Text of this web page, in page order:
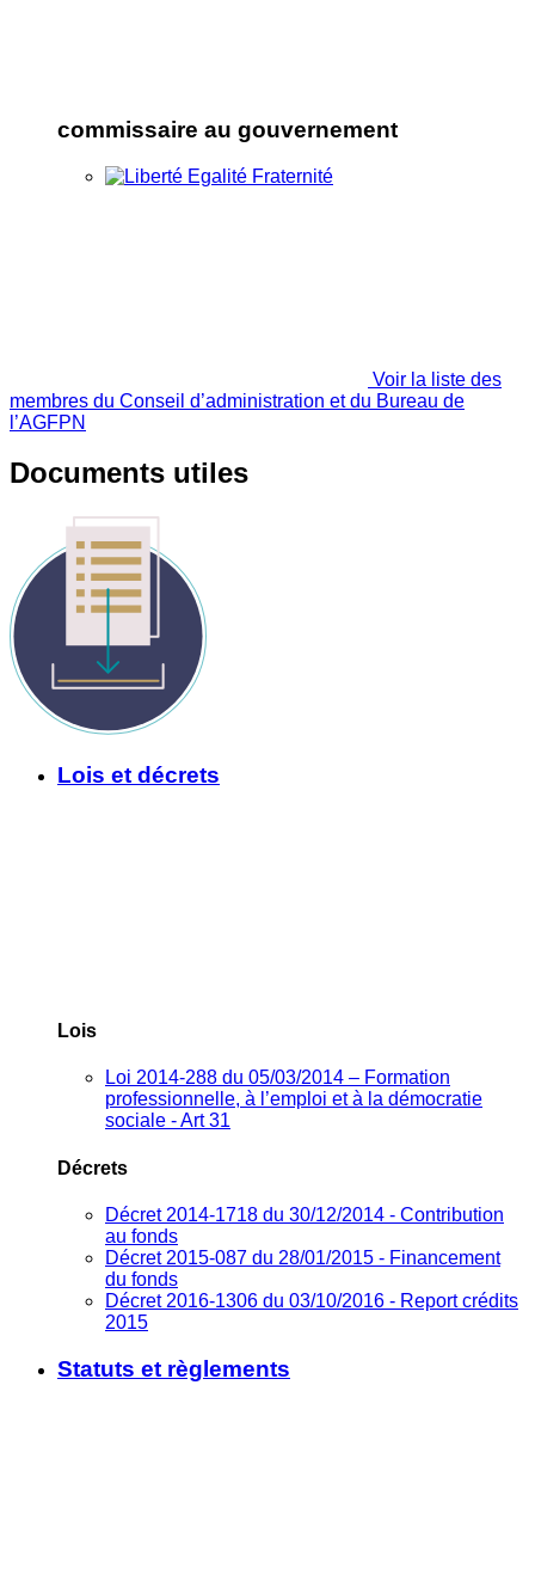
commissaire au gouvernement
Voir la liste des
membres du Conseil d’administration et du Bureau de
l’AGFPN
Documents utiles
Lois et décrets
Lois
Loi 2014-288 du 05/03/2014 – Formation
professionnelle, à l’emploi et à la démocratie
sociale - Art 31
Décrets
Décret 2014-1718 du 30/12/2014 - Contribution
au fonds
Décret 2015-087 du 28/01/2015 - Financement
du fonds
Décret 2016-1306 du 03/10/2016 - Report crédits
2015
Statuts et règlements